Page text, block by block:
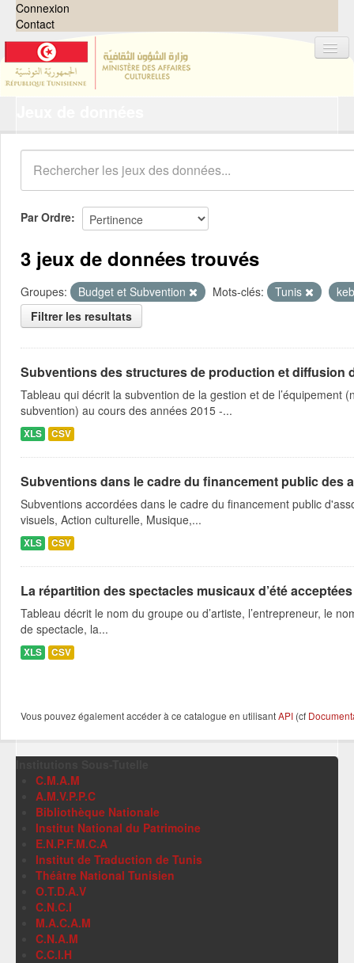
Connexion
Contact
Organisations
Groupes
Demandes 0
À propos
Par Ordre
3 jeux de données trouvés
Groupes: Budget et Subvention Mots-clés: Tunis
Filtrer les resultats
Subventions des structures de production et diffusion
Tableau qui décrit la subvention de la gestion et de
subvention) au cours des années 2015 -...
XLS CSV
Subventions dans le cadre du financement public des
Subventions accordées dans le cadre du financement public
visuels, Action culturelle, Musique,...
XLS CSV
La répartition des spectacles musicaux d’été
Tableau décrit le nom du groupe ou d’artiste, l’entrepreneur, le
de spectacle, la...
XLS CSV
Vous pouvez également accéder à ce catalogue en utilisantAPI (cf
C.M.A.M
A.M.V.P.P.C
Bibliothèque Nationale
Institut National du Patrimoine
E.N.P.F.M.C.A
Institut de Traduction de Tunis
Théâtre National Tunisien
O.T.D.A.V
C.N.C.I
M.A.C.A.M
C.N.A.M
C.C.I.H